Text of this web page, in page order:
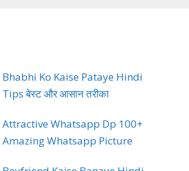
Bhabhi Ko Kaise Pataye Hindi
Tips बेस्ट और आसान तरीका
Attractive Whatsapp Dp 100+
Amazing Whatsapp Picture